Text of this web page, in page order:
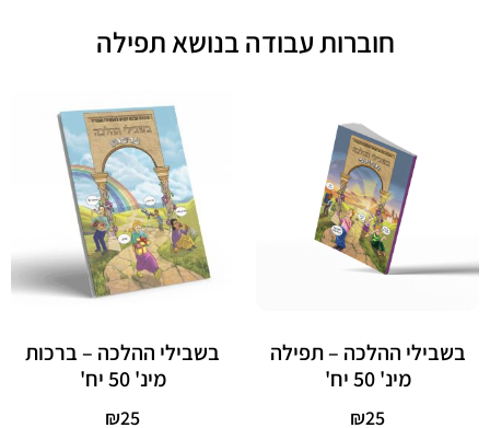
חוברות עבודה בנושא תפילה
בשבילי ההלכה – תפילה
מינ' 50 יח'
₪25
בשבילי ההלכה – ברכות
מינ' 50 יח'
₪25